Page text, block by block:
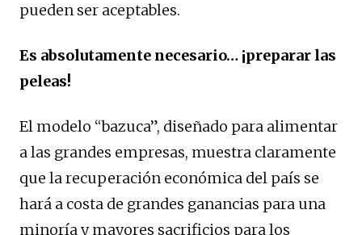
pueden ser aceptables.
Es absolutamente necesario… ¡preparar las
peleas!
El modelo “bazuca”, diseñado para alimentar
a las grandes empresas, muestra claramente
que la recuperación económica del país se
hará a costa de grandes ganancias para una
minoría y mayores sacrificios para los